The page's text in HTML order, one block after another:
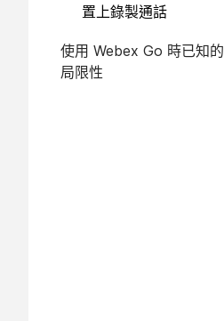
置上錄製通話
使用 Webex Go 時已知的
局限性